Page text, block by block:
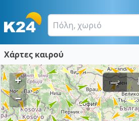
Χάρτες καιρού
+
–